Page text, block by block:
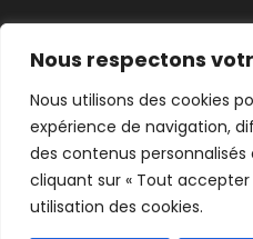
Nous respectons
Nous utilisons des cookies
expérience de navigation,
des contenus
cliquant sur « Tout
utilisation des cookies.
Trouvez